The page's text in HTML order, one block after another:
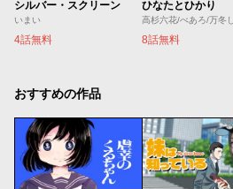
シルバー・スクリーン
いまい
4話無料
ひなたとひかり
高杉六花/べあろ/万冬
8話無料
おすすめの作品